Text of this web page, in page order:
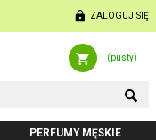
ZALOGUJ SIĘ
(pusty)
PERFUMY MĘSKIE